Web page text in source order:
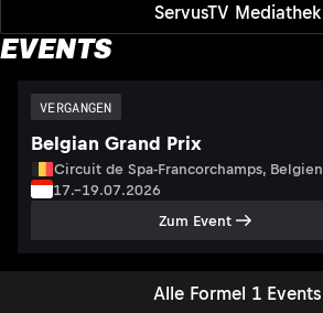
ServusTV Mediathek
EVENTS
Alle Formel 1 Events
VERGANGEN
Belgian Grand Prix
Circuit de Spa-Francorchamps, Belgien
17.–19.07.2026
Zum Event